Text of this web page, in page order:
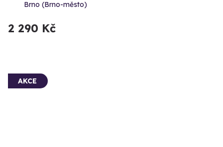
Brno (Brno-město)
2 290 Kč
AKCE